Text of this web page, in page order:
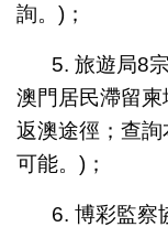
詢。)；
5. 旅遊局8
澳門居民滯留
返澳途徑；查
可能。)；
6. 博彩監察